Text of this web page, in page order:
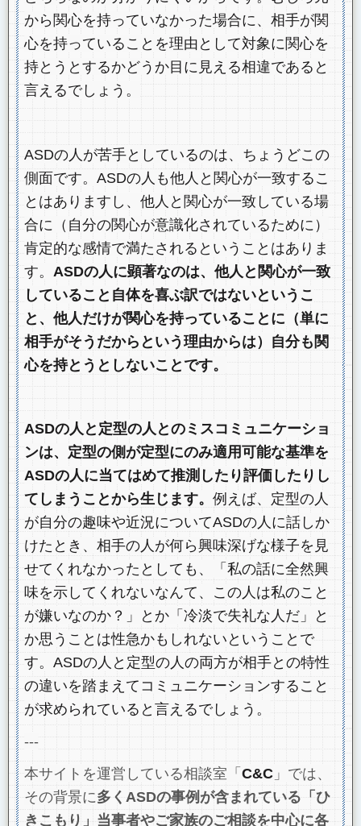
から関心を持っていなかった場合に、相手が関
心を持っていることを理由として対象に関心を
持とうとするかどうか目に見える相違であると
言えるでしょう。
ASDの人が苦手としているのは、ちょうどこの
側面です。ASDの人も他人と関心が一致するこ
とはありますし、他人と関心が一致している場
合に（自分の関心が意識化されているために）
肯定的な感情で満たされるということはありま
す。 ASDの人に顕著なのは、他人と関心が一致
していること自体を喜ぶ訳ではないというこ
と、他人だけが関心を持っていることに（単に
相手がそうだからという理由からは）自分も関
心を持とうとしないことです。
ASDの人と定型の人とのミスコミュニケーショ
ンは、定型の側が定型にのみ適用可能な基準を
ASDの人に当てはめて推測したり評価したりし
てしまうことから生じます。 例えば、定型の人
が自分の趣味や近況についてASDの人に話しか
けたとき、相手の人が何ら興味深げな様子を見
せてくれなかったとしても、「私の話に全然興
味を示してくれないなんて、この人は私のこと
が嫌いなのか？」とか「冷淡で失礼な人だ」と
か思うことは性急かもしれないということで
す。ASDの人と定型の人の両方が相手との特性
の違いを踏まえてコミュニケーションすること
が求められていると言えるでしょう。
---
本サイトを運営している相談室「 C&C 」では、
その背景に多くASDの事例が含まれている「ひ
きこもり」当事者やご家族のご相談を中心に各